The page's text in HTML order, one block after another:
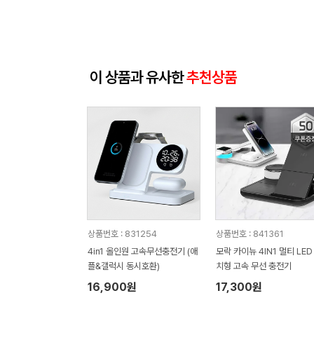
이 상품과 유사한추천상품
상품번호 : 831254
4in1 올인원 고속무선충전기 (애
플&갤럭시 동시호환)
16,900원
상품번호 : 841361
모락 카이뉴 4IN1 멀티 LED
치형 고속 무선 충전기
17,300원